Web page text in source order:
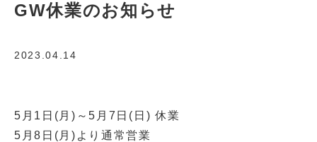
GW休業のお知らせ
2023.04.14
5月1日(月)～5月7日(日) 休業
5月8日(月)より通常営業